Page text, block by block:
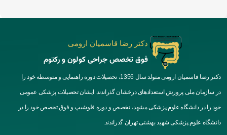
دکتر رضا قاسمیان ارومی
فوق تخصص جراحی کولون و رکتوم
دکتر رضا قاسمیان ارومی متولد سال 1356، تحصیلات دوره راهنمایی و متوسطه خود را
در سازمان ملی پرورش استعدادهای درخشان گذراندند. ایشان تحصیلات پزشکی عمومی
خود را در دانشگاه علوم پزشکی مشهد، تخصص و دوره فلوشیپ و فوق تخصص خود را در
دانشگاه علوم پزشکی شهید بهشتی تهران گذراندند.